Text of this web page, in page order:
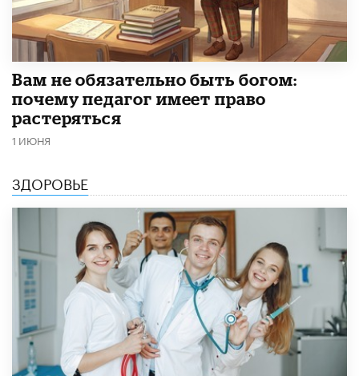
​Вам не обязательно быть богом:
почему педагог имеет право
растеряться
1 ИЮНЯ
ЗДОРОВЬЕ